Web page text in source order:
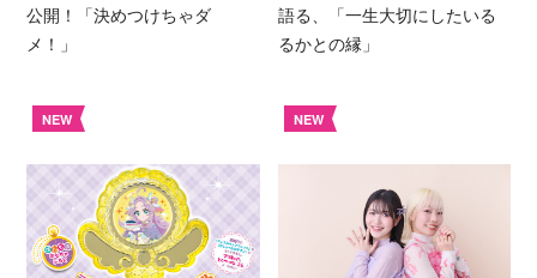
公開！「決めつけちゃダ
メ！」
語る、「一生大切にしたいる
るかとの縁」
NEW NEW